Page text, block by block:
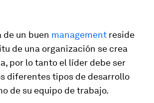
un buen management reside
de una organización se crea
por lo tanto el líder debe ser
diferentes tipos de desarrollo
de su equipo de trabajo.